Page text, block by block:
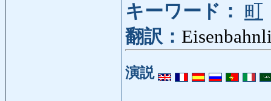
キーワード：
町
翻訳：
演説